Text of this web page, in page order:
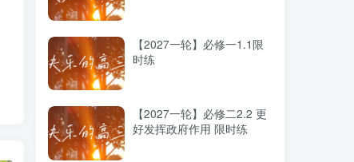
【2027一轮】必修一1.1限
时练
【2027一轮】必修二2.2 更
好发挥政府作用 限时练